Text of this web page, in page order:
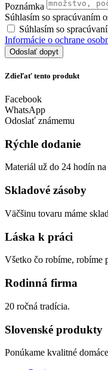
Poznámka
Súhlasím so spracúvaním
Súhlasím so
Informácie o ochrane
Odoslať dopyt
Zdieľať tento produkt
Facebook
WhatsApp
Odoslať známemu
Rýchle dodanie
Materiál už do 24 hodín na
Skladové zásoby
Väčšinu tovaru máme
Láska k práci
Všetko čo robíme, robíme
Rodinná firma
20 ročná tradícia.
Slovenské produkty
Ponúkame kvalitné